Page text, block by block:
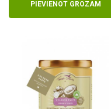
PIEVIENOT GROZAM